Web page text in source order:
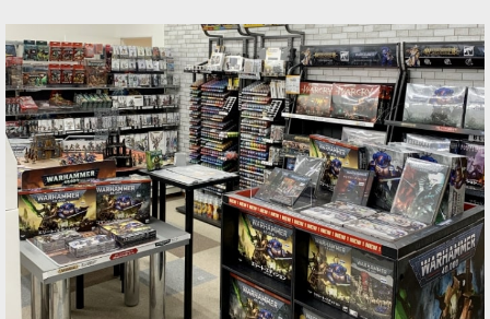
リートインファントリユニットのシタデルミニチ
ュア10体。『ソウルブライト・グレイヴロード・
アーミーセット』収録ミ…
[ソウルブライト・グレイヴロード] バロウナイト
[91-85]
9,300円(税込)
1点
ゲーム「ウォーハンマー：エイジ・オヴ・シグマ
ー」ソウルブライト・グレイヴロードの勢力のシ
タデルミニチュア5体。発売中の『ソウルブライ
ト・グレイヴロード・アーミーセット』収録ミニ
チュアが単独キットとなっ…